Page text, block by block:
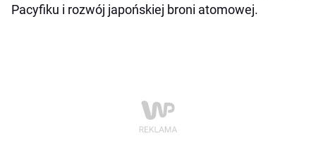
Pacyfiku i rozwój japońskiej broni atomowej.